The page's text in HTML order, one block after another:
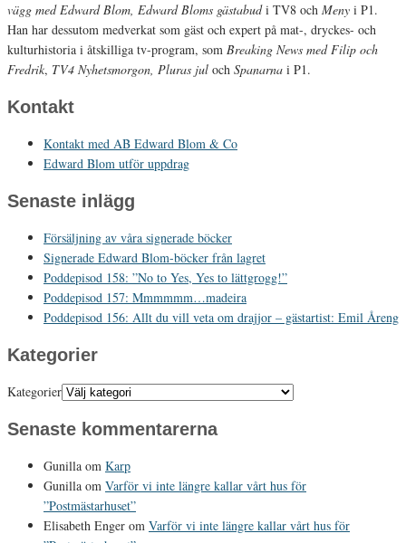
vägg med Edward Blom, Edward Bloms gästabudi TV8 och Meny i P1.
Han har dessutom medverkat som gäst och expert på mat-, dryckes- och
kulturhistoria i åtskilliga tv-program, som Breaking News med Filip och
Fredrik, TV4 Nyhetsmorgon, Pluras jul och Spanarna i P1.
Kontakt
Kontakt med AB Edward Blom & Co
Edward Blom utför uppdrag
Senaste inlägg
Försäljning av våra signerade böcker
Signerade Edward Blom-böcker från lagret
Poddepisod 158: ”No to Yes, Yes to lättgrogg!”
Poddepisod 157: Mmmmmm…madeira
Poddepisod 156: Allt du vill veta om drajjor – gästartist: Emil Åreng
Kategorier
Kategorier
Senaste kommentarerna
Gunilla om Karp
Gunilla om Varför vi inte längre kallar vårt hus för
”Postmästarhuset”
Elisabeth Enger om Varför vi inte längre kallar vårt hus för